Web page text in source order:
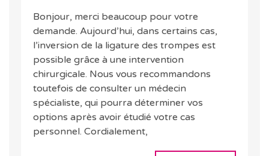
Bonjour, merci beaucoup pour votre
demande. Aujourd’hui, dans certains cas,
l’inversion de la ligature des trompes est
possible grâce à une intervention
chirurgicale. Nous vous recommandons
toutefois de consulter un médecin
spécialiste, qui pourra déterminer vos
options après avoir étudié votre cas
personnel. Cordialement,